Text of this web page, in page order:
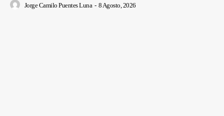
Jorge Camilo Puentes Luna - 8 Agosto, 2026